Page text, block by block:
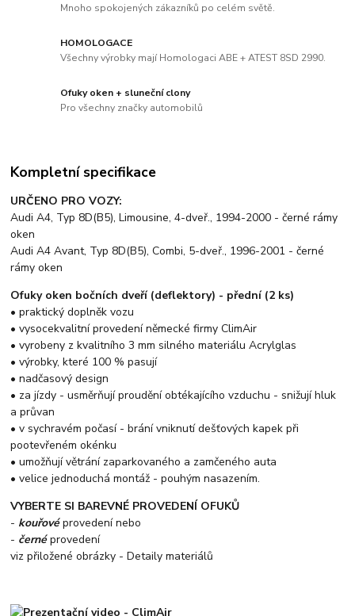
Mnoho spokojených zákazníků po celém světě.
HOMOLOGACE
Všechny výrobky mají Homologaci ABE + ATEST 8SD 2990.
Ofuky oken + sluneční clony
Pro všechny značky automobilů
Kompletní specifikace
URČENO PRO VOZY:
Audi A4, Typ 8D(B5), Limousine, 4-dveř., 1994-2000 - černé rámy
oken
Audi A4 Avant, Typ 8D(B5), Combi, 5-dveř., 1996-2001 - černé
rámy oken
Ofuky oken bočních dveří (deflektory) - přední (2 ks)
• praktický doplněk vozu
• vysocekvalitní provedení německé firmy ClimAir
• vyrobeny z kvalitního 3 mm silného materiálu Acrylglas
• výrobky, které 100 % pasují
• nadčasový design
• za jízdy - usměrňují proudění obtékajícího vzduchu - snižují hluk
a průvan
• v sychravém počasí - brání vniknutí dešťových kapek při
pootevřeném okénku
• umožňují větrání zaparkovaného a zamčeného auta
• velice jednoduchá montáž - pouhým nasazením.
VYBERTE SI BAREVNÉ PROVEDENÍ OFUKŮ
- kouřovéprovedení nebo
- černéprovedení
viz přiložené obrázky - Detaily materiálů